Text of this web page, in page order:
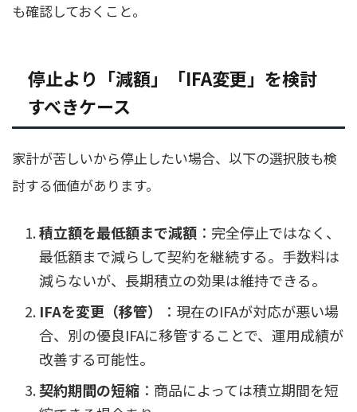
も確認しておくこと。
停止より「減額」「IFA変更」を検討
すべきケース
家計が苦しいから停止したい場合、以下の選択肢も検
討する価値があります。
積立額を最低額まで減額 ：完全停止ではなく、
最低額まで減らして契約を継続する。手数料は
減らないが、長期積立の効果は維持できる。
IFAを変更（移管）
：現在のIFAが対応が悪い場
合、別の優良IFAに移管することで、運用成績が
改善する可能性。
契約期間の短縮 ：商品によっては積立期間を短